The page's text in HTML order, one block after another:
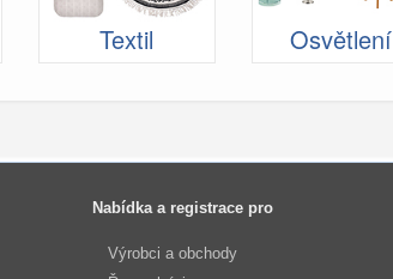
Textil Osvětlení
Nabídka a registrace pro
Výrobci a obchody